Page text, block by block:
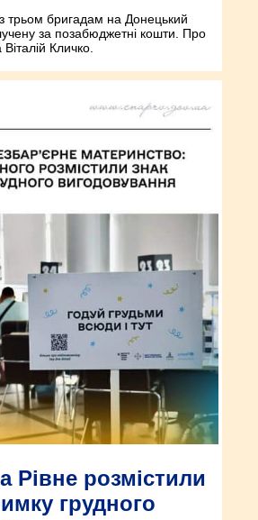
трьом бригадам на Донецький
за позабюджетні кошти. Про
Кличко.
Рівне розмістили
грудного